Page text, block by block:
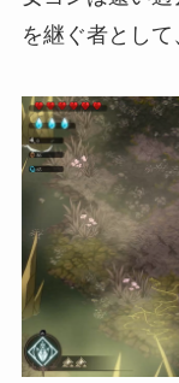
を継ぐ者として